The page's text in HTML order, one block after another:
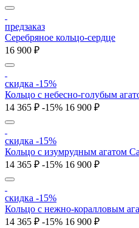
предзаказ
Серебряное кольцо-сердце
16 900 ₽
скидка -15%
Кольцо c небесно-голубым
14 365 ₽ -15% 16 900 ₽
скидка -15%
Кольцо c изумрудным агатом
14 365 ₽ -15% 16 900 ₽
скидка -15%
Кольцо c нежно-коралловым
14 365 ₽ -15% 16 900 ₽